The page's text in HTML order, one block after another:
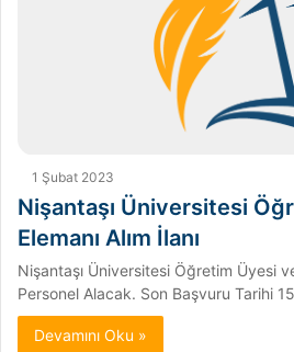
1 Şubat 2023
Nişantaşı Üniversitesi
Elemanı Alım İlanı
Nişantaşı Üniversitesi Öğretim Üyesi
Personel Alacak. Son Başvuru Tarihi
Devamını Oku »